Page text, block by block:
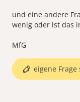
und eine andere
wenig oder ist das
MfG
eigene Frage